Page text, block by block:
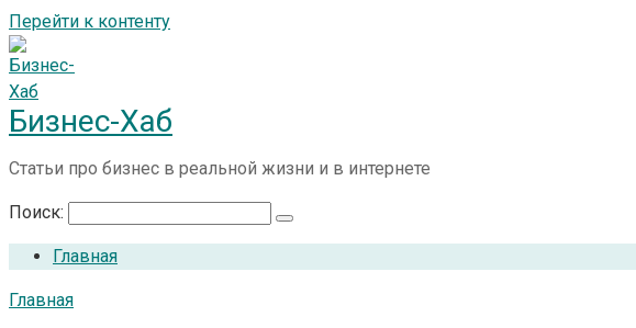
Перейти к контенту
Бизнес-Хаб
Статьи про бизнес в реальной жизни и в интернете
Поиск:
Главная
Главная